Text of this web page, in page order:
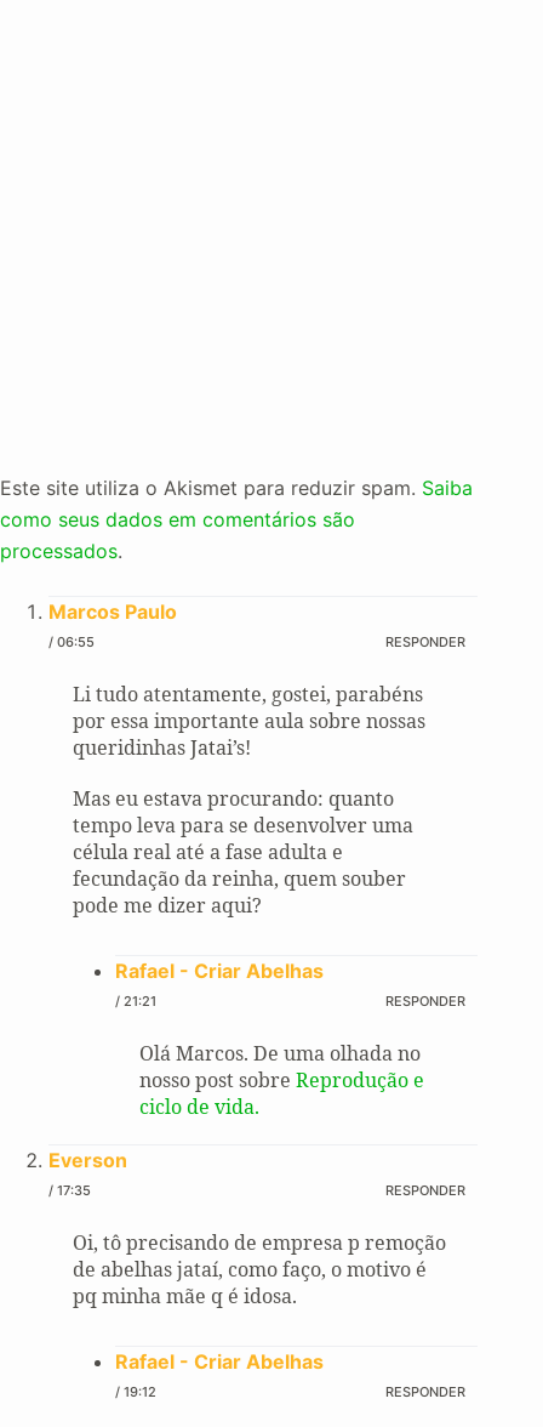
Este site utiliza o Akismet para reduzir spam. Saiba
como seus dados em comentários são
processados.
Marcos Paulo
/ 06:55 RESPONDER
Li tudo atentamente, gostei, parabéns
por essa importante aula sobre nossas
queridinhas Jatai’s!
Mas eu estava procurando: quanto
tempo leva para se desenvolver uma
célula real até a fase adulta e
fecundação da reinha, quem souber
pode me dizer aqui?
Rafael - Criar Abelhas
/ 21:21 RESPONDER
Olá Marcos. De uma olhada no
nosso post sobre Reprodução e
ciclo de vida.
Everson
/ 17:35 RESPONDER
Oi, tô precisando de empresa p remoção
de abelhas jataí, como faço, o motivo é
pq minha mãe q é idosa.
Rafael - Criar Abelhas
/ 19:12 RESPONDER